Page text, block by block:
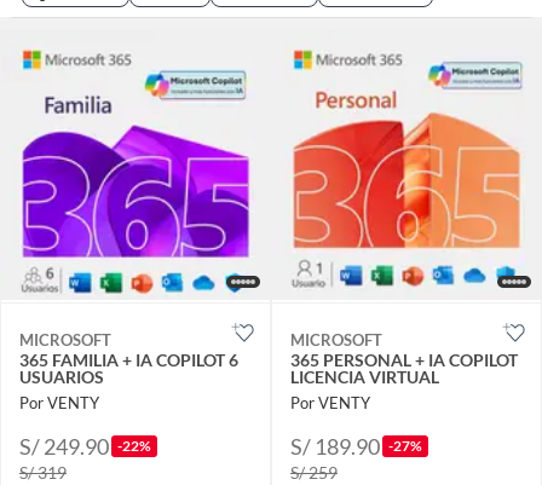
MICROSOFT
365 FAMILIA + IA COPILOT 6
USUARIOS
Por VENTY
S/ 249.90 -22%
S/ 319
MICROSOFT
365 PERSONAL + IA COPILOT
LICENCIA VIRTUAL
Por VENTY
S/ 189.90 -27%
S/ 259